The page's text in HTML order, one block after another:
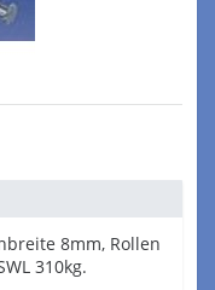
8mm, Rollen
310kg.